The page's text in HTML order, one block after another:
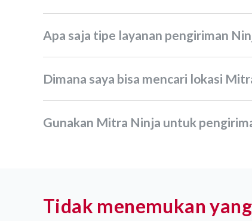
Apa saja tipe layanan pengiriman
Dimana saya bisa mencari lokasi
Gunakan Mitra Ninja untuk
Tidak menemukan